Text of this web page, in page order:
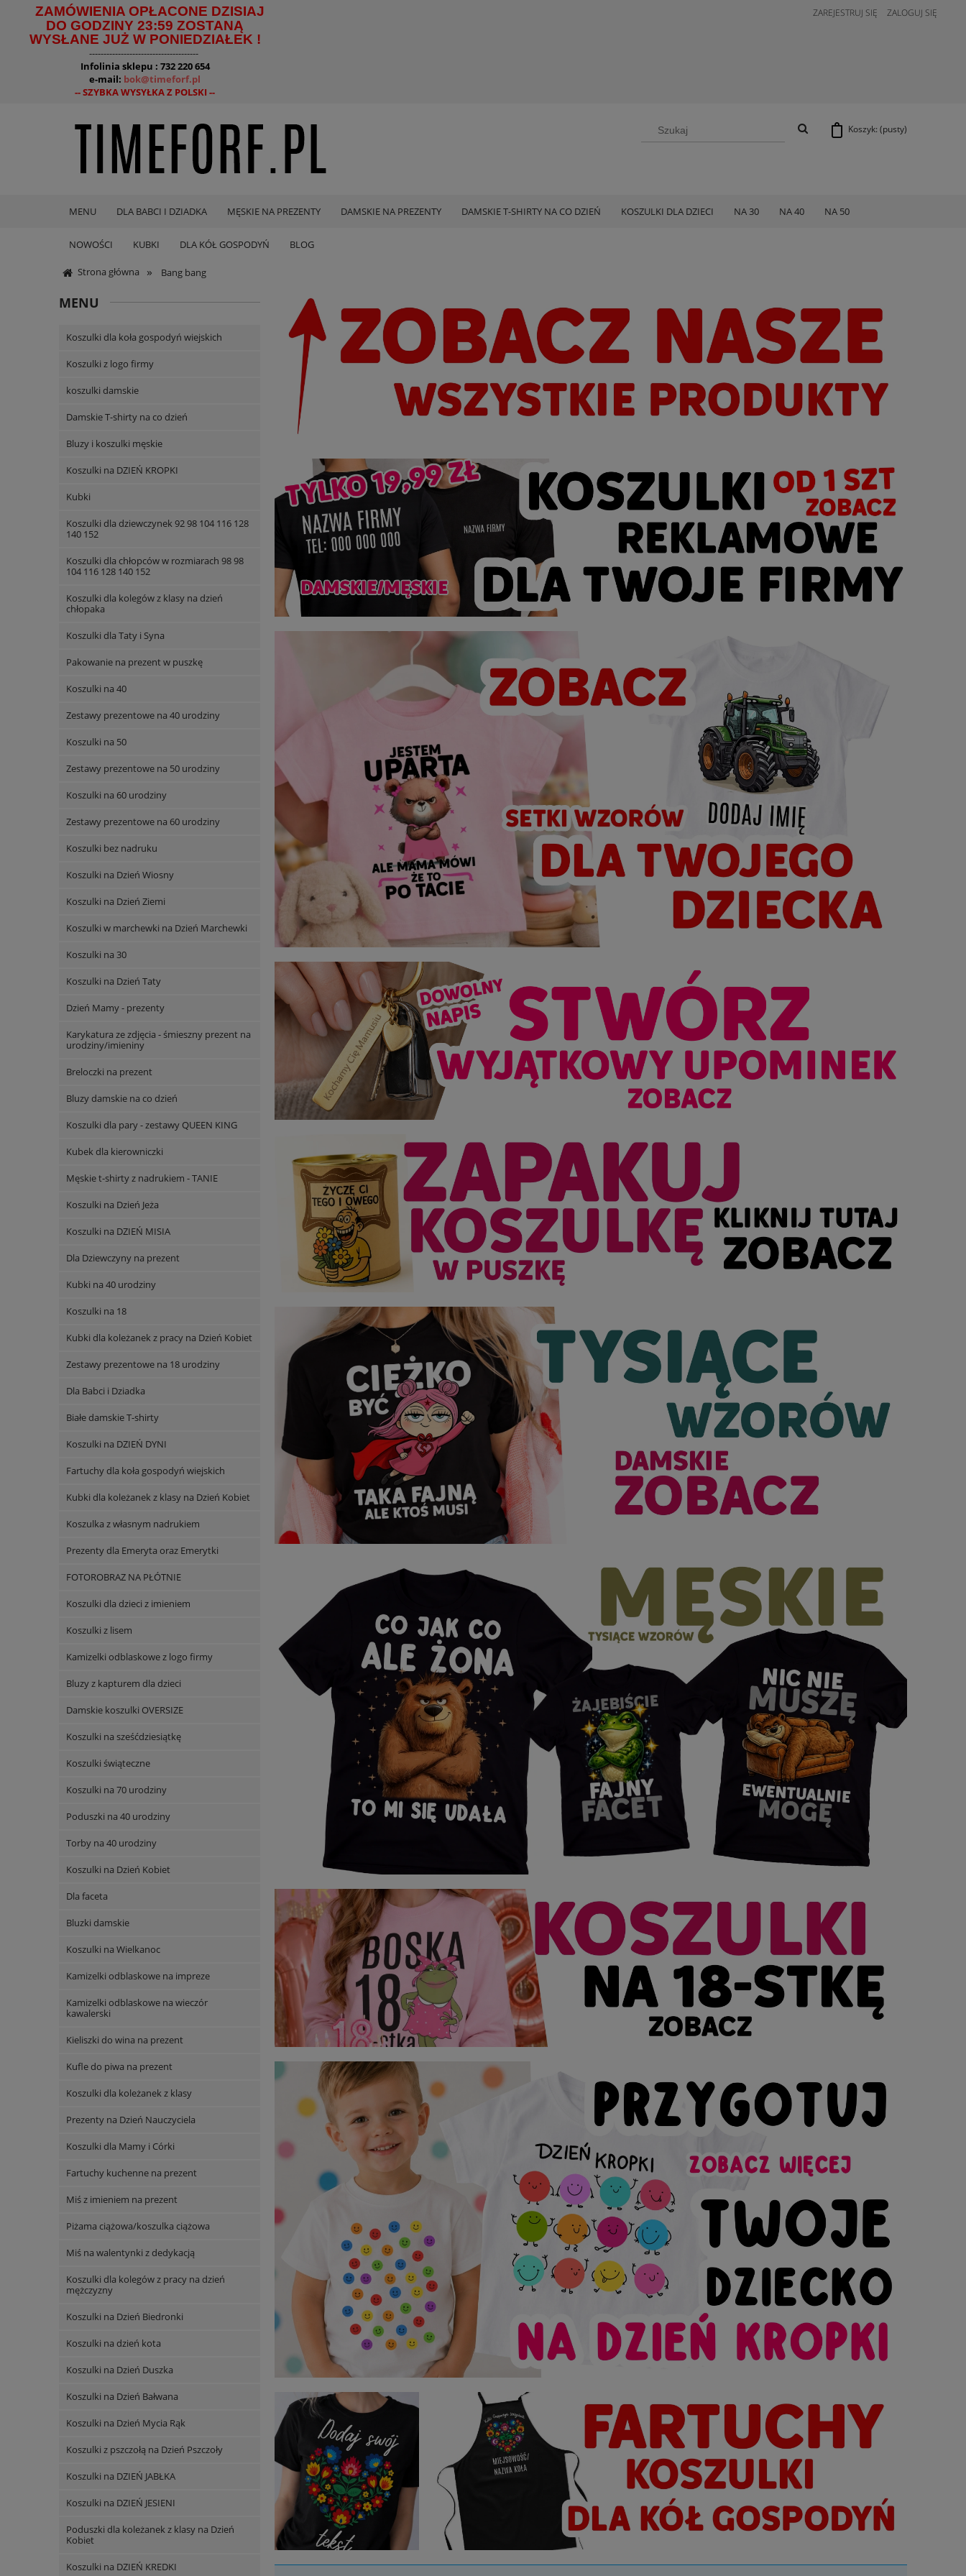
ZAMÓWIENIA OPŁACONE DZISIAJ
DO GODZINY 23:59 ZOSTANĄ
WYSŁANE JUŻ W PONIEDZIAŁEK !
--------------------------------------
Infolinia sklepu : 732 220 654
e-mail: bok@timeforf.pl
-- SZYBKA WYSYŁKA Z POLSKI --
ZAREJESTRUJ SIĘ ZALOGUJ SIĘ
Koszyk: (pusty)
MENU DLA BABCI I DZIADKA MĘSKIE NA PREZENTY DAMSKIE NA PREZENTY DAMSKIE T-SHIRTY NA CO DZIEŃ KOSZULKI DLA DZIECI NA 30 NA 40 NA 50
NOWOŚCI KUBKI DLA KÓŁ GOSPODYŃ BLOG
Strona główna » Bang bang
MENU
Koszulki dla koła gospodyń wiejskich
Koszulki z logo firmy
koszulki damskie
Damskie T-shirty na co dzień
Bluzy i koszulki męskie
Koszulki na DZIEŃ KROPKI
Kubki
Koszulki dla dziewczynek 92 98 104 116 128
140 152
Koszulki dla chłopców w rozmiarach 98 98
104 116 128 140 152
Koszulki dla kolegów z klasy na dzień
chłopaka
Koszulki dla Taty i Syna
Pakowanie na prezent w puszkę
Koszulki na 40
Zestawy prezentowe na 40 urodziny
Koszulki na 50
Zestawy prezentowe na 50 urodziny
Koszulki na 60 urodziny
Zestawy prezentowe na 60 urodziny
Koszulki bez nadruku
Koszulki na Dzień Wiosny
Koszulki na Dzień Ziemi
Koszulki w marchewki na Dzień Marchewki
Koszulki na 30
Koszulki na Dzień Taty
Dzień Mamy - prezenty
Karykatura ze zdjęcia - śmieszny prezent na
urodziny/imieniny
Breloczki na prezent
Bluzy damskie na co dzień
Koszulki dla pary - zestawy QUEEN KING
Kubek dla kierowniczki
Męskie t-shirty z nadrukiem - TANIE
Koszulki na Dzień Jeża
Koszulki na DZIEŃ MISIA
Dla Dziewczyny na prezent
Kubki na 40 urodziny
Koszulki na 18
Kubki dla koleżanek z pracy na Dzień Kobiet
Zestawy prezentowe na 18 urodziny
Dla Babci i Dziadka
Białe damskie T-shirty
Koszulki na DZIEŃ DYNI
Fartuchy dla koła gospodyń wiejskich
Kubki dla koleżanek z klasy na Dzień Kobiet
Koszulka z własnym nadrukiem
Prezenty dla Emeryta oraz Emerytki
FOTOROBRAZ NA PŁÓTNIE
Koszulki dla dzieci z imieniem
Koszulki z lisem
Kamizelki odblaskowe z logo firmy
Bluzy z kapturem dla dzieci
Damskie koszulki OVERSIZE
Koszulki na sześćdziesiątkę
Koszulki świąteczne
Koszulki na 70 urodziny
Poduszki na 40 urodziny
Torby na 40 urodziny
Koszulki na Dzień Kobiet
Dla faceta
Bluzki damskie
Koszulki na Wielkanoc
Kamizelki odblaskowe na impreze
Kamizelki odblaskowe na wieczór
kawalerski
Kieliszki do wina na prezent
Kufle do piwa na prezent
Koszulki dla koleżanek z klasy
Prezenty na Dzień Nauczyciela
Koszulki dla Mamy i Córki
Fartuchy kuchenne na prezent
Miś z imieniem na prezent
Piżama ciążowa/koszulka ciążowa
Miś na walentynki z dedykacją
Koszulki dla kolegów z pracy na dzień
mężczyzny
Koszulki na Dzień Biedronki
Koszulki na dzień kota
Koszulki na Dzień Duszka
Koszulki na Dzień Bałwana
Koszulki na Dzień Mycia Rąk
Koszulki z pszczołą na Dzień Pszczoły
Koszulki na DZIEŃ JABŁKA
Koszulki na DZIEŃ JESIENI
Poduszki dla koleżanek z klasy na Dzień
Kobiet
Koszulki na DZIEŃ KREDKI